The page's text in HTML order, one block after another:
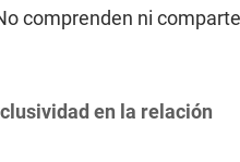
comprenden ni
en la relación